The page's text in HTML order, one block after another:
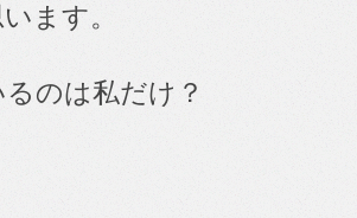
ます。
のは私だけ？